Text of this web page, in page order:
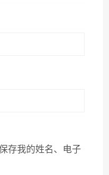
存我的姓名、电子